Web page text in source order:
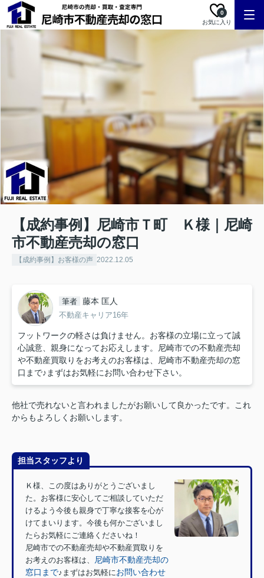
お気に入り
0
【成約事例】尼崎市Ｔ町 Ｋ様｜尼崎
市不動産売却の窓口
【成約事例】お客様の声 2022.12.05
筆者 藤本 匡人
不動産キャリア16年
フットワークの軽さは負けません。お客様の立場に立って誠
心誠意、親身になってお応えします。尼崎市での不動産売却
や不動産買取りをお考えのお客様は、尼崎市不動産売却の窓
口まで♪まずはお気軽にお問い合わせ下さい。
他社で売れないと言われましたがお願いして良かったです。これ
からもよろしくお願いします。
担当スタッフより
Ｋ様、この度はありがとうございまし
た。お客様に安心してご相談していただ
けるよう今後も親身で丁寧な接客を心が
けてまいります。今後も何かございまし
たらお気軽にご連絡くださいね！
尼崎市での不動産売却や不動産買取りを
お考えのお客様は、
尼崎市不動産売却の
窓口まで♪ まずはお気軽にお問い合わせ